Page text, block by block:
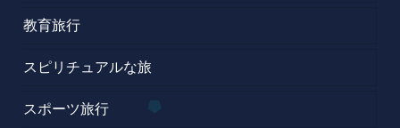
教育旅行
スピリチュアルな旅
スポーツ旅行